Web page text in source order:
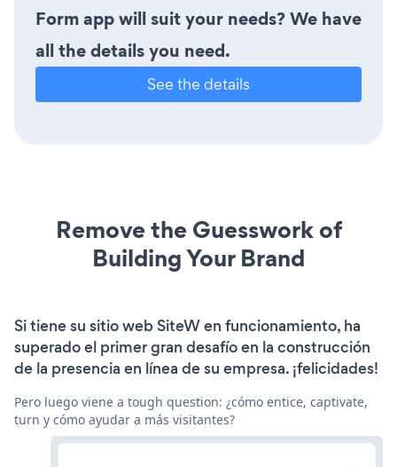
Form app will suit your needs? We have
all the details you need.
See the details
Remove the Guesswork of
Building Your Brand
Si tiene su sitio web SiteW en funcionamiento, ha
superado el primer gran desafío en la construcción
de la presencia en línea de su empresa. ¡felicidades!
Pero luego viene a tough question: ¿cómo entice, captivate,
turn y cómo ayudar a más visitantes?